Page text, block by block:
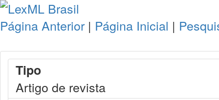
Página Anterior | Página Inicial |
Tipo
Artigo de revista